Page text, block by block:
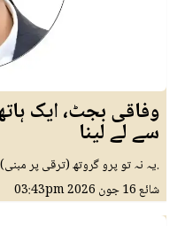
وفاقی بجٹ، ایک
سے لے لینا
.یہ نہ تو پرو گروتھ (ترقی پر
شائع16 جون 2026 03:43pm